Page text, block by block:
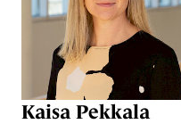
Kaisa Pekkala